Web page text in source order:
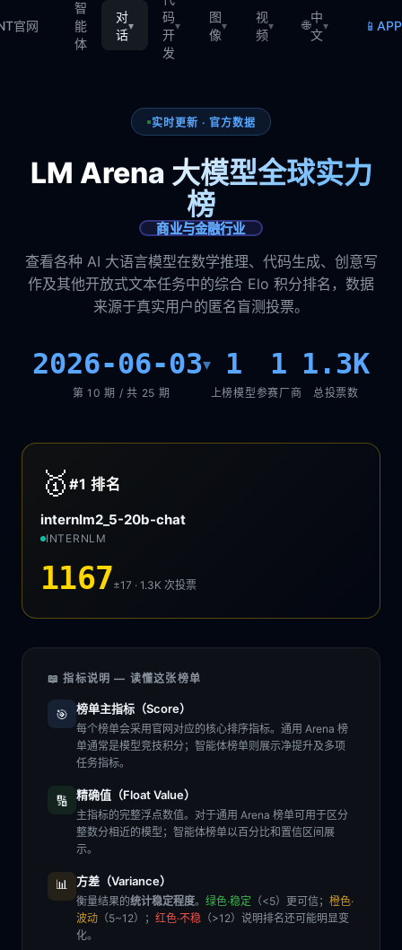
官网
智
能
体
对
话
▾
码
开
发
▾
图
像
▾
视
频
▾ 🌐
中
文
▾ 📱
实时更新 · 官方数据
LM Arena 大模型全球实力
榜
商业与金融行业
查看各种 AI 大语言模型在数学推理、代码生成、创意写
作及其他开放式文本任务中的综合 Elo 积分排名，数据
来源于真实用户的匿名盲测投票。
2026-06-03▾
第 10 期 / 共 25 期
1
上榜模型
1
参赛厂商
1.3K
总投票数
🥇 #1排名
internlm2_5-20b-chat
INTERNLM
1167±17 · 1.3K次投票
📖 指标说明 — 读懂这张榜单
🎯 榜单主指标（Score）
每个榜单会采用官网对应的核心排序指标。通用 Arena 榜
单通常是模型竞技积分；智能体榜单则展示净提升及多项
任务指标。
🔢 精确值（Float Value）
主指标的完整浮点数值。对于通用 Arena 榜单可用于区分
整数分相近的模型；智能体榜单以百分比和置信区间展
示。
📊 方差（Variance）
衡量结果的统计稳定程度。 绿色·稳定 （<5）更可信； 橙色·
波动 （5~12）； 红色·不稳 （>12）说明排名还可能明显变
化。